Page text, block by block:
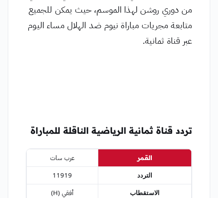
من دوري روشن لهذا الموسم، حيث يمكن للجميع
متابعة مجريات مباراة نيوم ضد الهلال مساء اليوم
عبر قناة ثمانية.
تردد قناة ثمانية الرياضية الناقلة للمباراة
القمر
عرب سات
التردد
11919
الاستقطاب
أفقي (H)